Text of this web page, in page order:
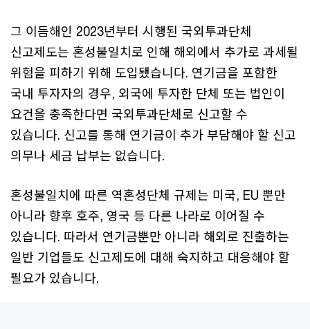
그 이듬해인 2023년부터 시행된 국외투과단체
신고제도는 혼성불일치로 인해 해외에서 추가로 과세될
위험을 피하기 위해 도입됐습니다. 연기금을 포함한
국내 투자자의 경우, 외국에 투자한 단체 또는 법인이
요건을 충족한다면 국외투과단체로 신고할 수
있습니다. 신고를 통해 연기금이 추가 부담해야 할 신고
의무나 세금 납부는 없습니다.
혼성불일치에 따른 역혼성단체 규제는 미국, EU 뿐만
아니라 향후 호주, 영국 등 다른 나라로 이어질 수
있습니다. 따라서 연기금뿐만 아니라 해외로 진출하는
일반 기업들도 신고제도에 대해 숙지하고 대응해야 할
필요가 있습니다.